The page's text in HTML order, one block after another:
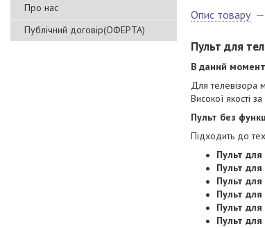
Про нас
Публічний договір(ОФЕРТА)
Опис товару
Пульт для
В даний момент
Для телевізора
Високої якості
Пульт без
Підходить до
Пульт для
Пульт для
Пульт для
Пульт для
Пульт для
Пульт для